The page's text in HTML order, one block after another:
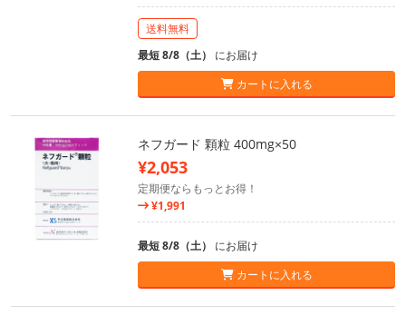
送料無料
最短 8/8（土） にお届け
カートに入れる
ネフガード 顆粒 400mg×50
¥2,053
定期便ならもっとお得！
¥1,991
最短 8/8（土） にお届け
カートに入れる